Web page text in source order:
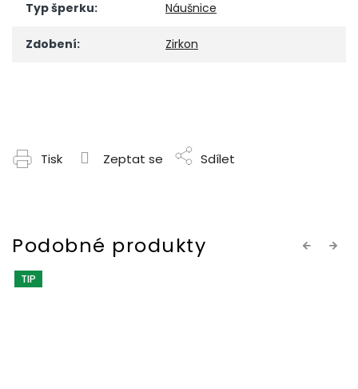
Typ šperku: Náušnice
Zdobení: Zirkon
Tisk Zeptat se Sdílet
Previous
TIP
Next